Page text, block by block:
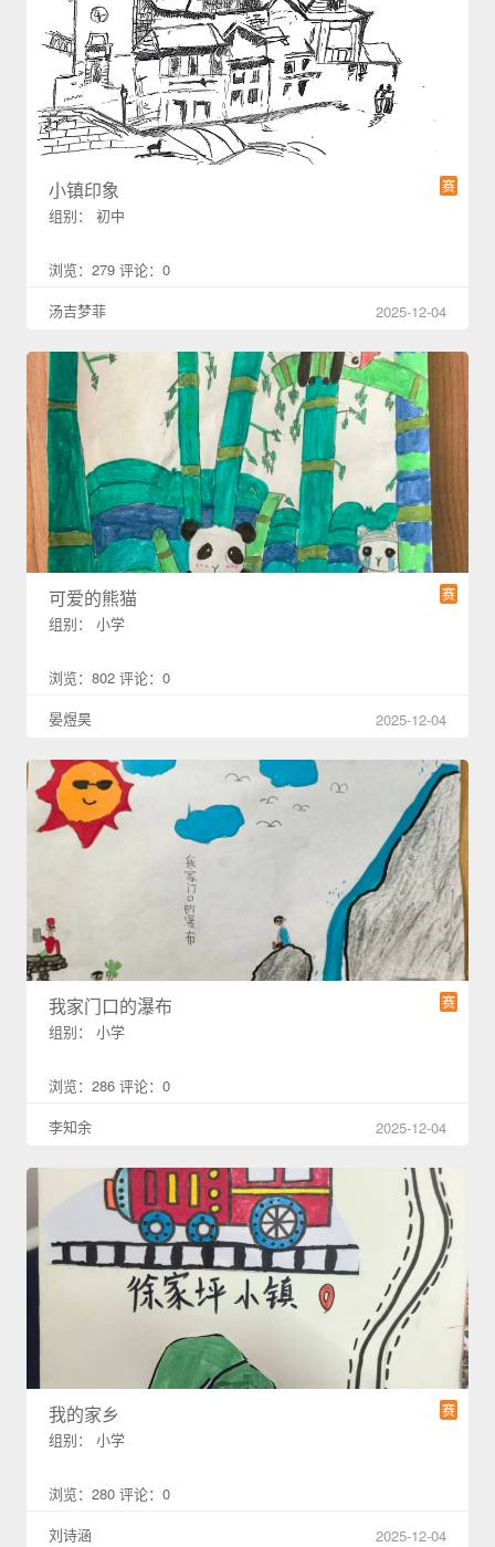
赛
小镇印象
组别： 初中
浏览：279 评论：0
汤吉梦菲
2025-12-04
赛
可爱的熊猫
组别： 小学
浏览：802 评论：0
晏煜昊
2025-12-04
赛
我家门口的瀑布
组别： 小学
浏览：286 评论：0
李知余
2025-12-04
赛
我的家乡
组别： 小学
浏览：280 评论：0
刘诗涵
2025-12-04